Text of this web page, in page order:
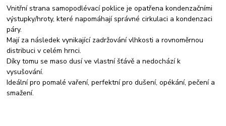
Vnitřní strana samopodlévací poklice je opatřena kondenzačními
výstupky/hroty, které napomáhají správné cirkulaci a kondenzaci
páry.
Mají za následek vynikající zadržování vlhkosti a rovnoměrnou
distribuci v celém hrnci.
Díky tomu se maso dusí ve vlastní šťávě a nedochází k
vysušování.
Ideální pro pomalé vaření, perfektní pro dušení, opékání, pečení a
smažení.